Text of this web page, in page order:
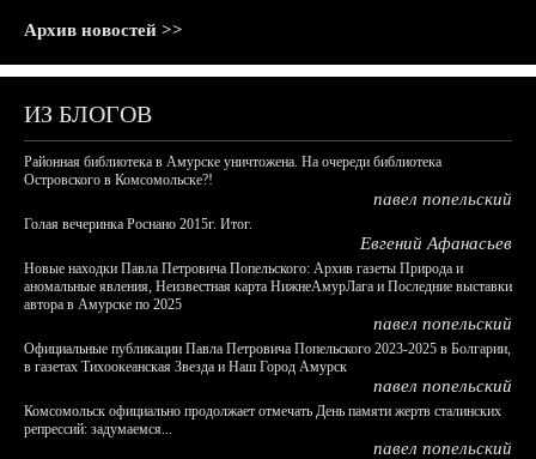
Архив новостей >>
ИЗ БЛОГОВ
Районная библиотека в Амурске уничтожена. На очереди библиотека
Островского в Комсомольске?!
павел попельский
Голая вечеринка Роснано 2015г. Итог.
Евгений Афанасьев
Новые находки Павла Петровича Попельского: Архив газеты Природа и
аномальные явления, Неизвестная карта НижнеАмурЛага и Последние выставки
автора в Амурске по 2025
павел попельский
Официальные публикации Павла Петровича Попельского 2023-2025 в Болгарии,
в газетах Тихоокеанская Звезда и Наш Город Амурск
павел попельский
Комсомольск официально продолжает отмечать День памяти жертв сталинских
репрессий: задумаемся...
павел попельский